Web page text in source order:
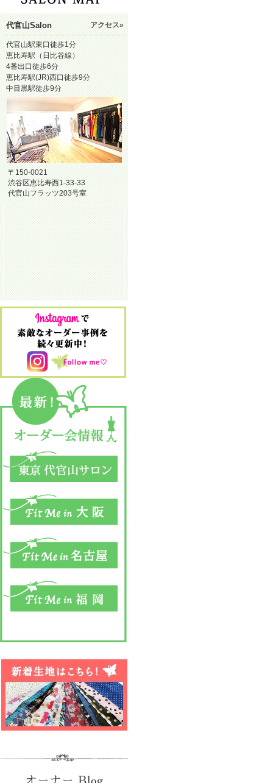
代官山Salon アクセス»
代官山駅東口徒歩1分
恵比寿駅（日比谷線）
4番出口徒歩6分
恵比寿駅(JR)西口徒歩9分
中目黒駅徒歩9分
〒150-0021
渋谷区恵比寿西1-33-33
代官山フラッツ203号室